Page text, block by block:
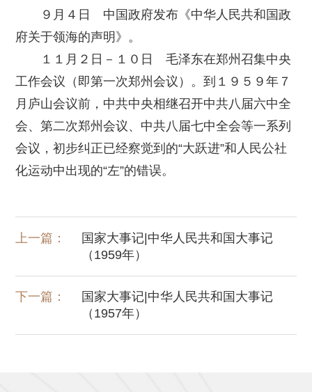
９月４日 中国政府发布《中华人民共和国政
府关于领海的声明》。
１１月２日－１０日 毛泽东在郑州召集中央
工作会议（即第一次郑州会议）。到１９５９年７
月庐山会议前，中共中央相继召开中共八届六中全
会、第二次郑州会议、中共八届七中全会等一系列
会议，初步纠正已经察觉到的“大跃进”和人民公社
化运动中出现的“左”的错误。
上一篇：
国家大事记|中华人民共和国大事记
（1959年）
下一篇：
国家大事记|中华人民共和国大事记
（1957年）